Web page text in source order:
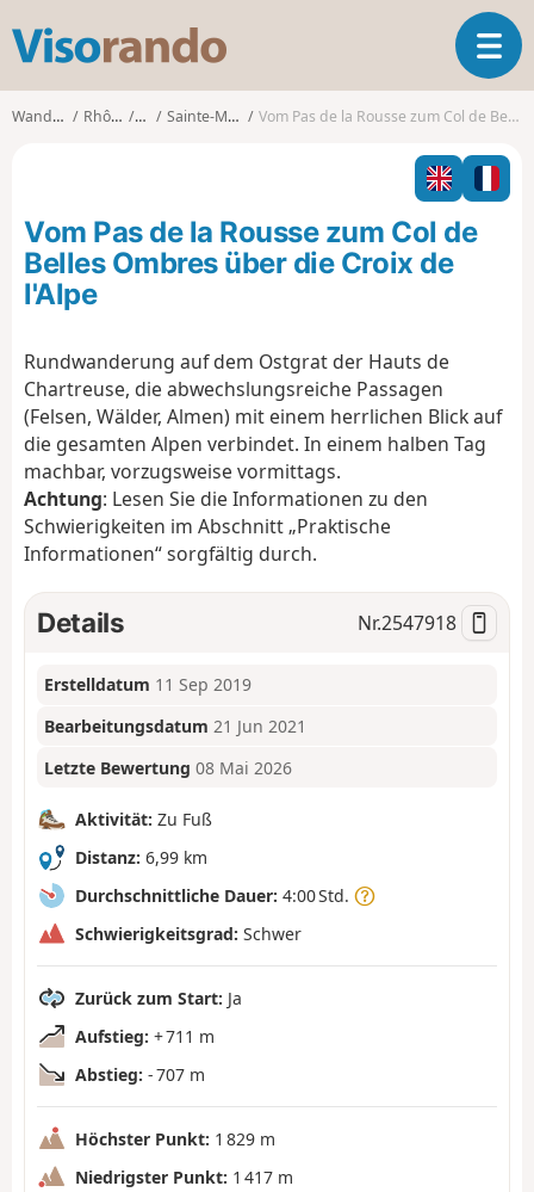
s
o
o
T
o
g
l
n
o
Wanderungen Rhône-Alpes IsèreSainte-Marie-du-Mont Vom Pas de la Rousse zum Col de Belles Ombres über die Croix de l'Alpe
Vom Pas de la Rousse zum Col de
Belles Ombres über die Croix de
l'Alpe
Rundwanderung auf dem Ostgrat der Hauts de
Chartreuse, die abwechslungsreiche Passagen
(Felsen, Wälder, Almen) mit einem herrlichen Blick auf
die gesamten Alpen verbindet. In einem halben Tag
machbar, vorzugsweise vormittags.
Achtung: Lesen Sie die Informationen zu den
Schwierigkeiten im Abschnitt „Praktische
Informationen“ sorgfältig durch.
Details Nr.2547918
Erstelldatum 11 Sep 2019
Bearbeitungsdatum 21 Jun 2021
Letzte Bewertung 08 Mai 2026
Aktivität: Zu Fuß
Distanz: 6,99 km
Durchschnittliche Dauer: 4:00 Std.
Schwierigkeitsgrad: Schwer
Zurück zum Start: Ja
Aufstieg: + 711 m
Abstieg: - 707 m
Höchster Punkt: 1 829 m
Niedrigster Punkt: 1 417 m